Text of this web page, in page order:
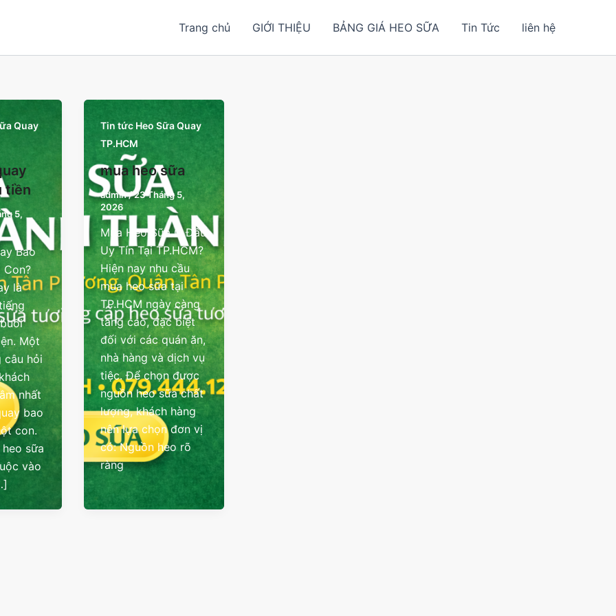
Trang chủ GIỚI THIỆU BẢNG GIÁ HEO SỮA Tin Tức liên hệ
Quay
tiền
5,
Bao
Con?
là
Một
câu hỏi
nhất
bao
con.
sữa
vào
Tin tức Heo Sữa Quay
TP.HCM
mua heo sữa
admin/23 Tháng 5,
2026
Mua Heo Sữa Ở Đâu
Uy Tín Tại TP.HCM?
Hiện nay nhu cầu
mua heo sữa tại
TP.HCM ngày càng
tăng cao, đặc biệt
đối với các quán ăn,
nhà hàng và dịch vụ
tiệc. Để chọn được
nguồn heo sữa chất
lượng, khách hàng
nên lựa chọn đơn vị
có: Nguồn heo rõ
ràng